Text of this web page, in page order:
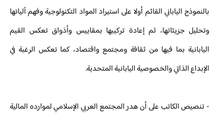
بالنموذج الياباني القائم أولا على استيراد المواد التكنولوجية وفهم آلياتها
وتحليل جزيئاتها، ثم إعادة تركيبها بمقاييس وأذواق تعكس القيم
اليابانية بما فيها من ثقافة ومجتمع واقتصاد، كما تعكس الرغبة في
الإبداع الذاتي والخصوصية اليابانية المتحدية.
- تنصيص الكاتب على أن هدر المجتمع العربي الإسلامي لموارده المالية